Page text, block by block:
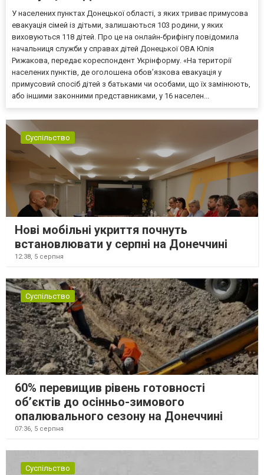
У населених пунктах Донецької області, з яких триває примусова
евакуація сімей із дітьми, залишаються 103 родини, у яких
виховуються 118 дітей. Про це на онлайн-брифінгу повідомила
начальниця служби у справах дітей Донецької ОВА Юлія
Рижакова, передає кореспондент Укрінформу. «На території
населених пунктів, де оголошена обов’язкова евакуація у
примусовий спосіб дітей з батьками чи особами, що їх замінюють,
або іншими законними представниками, у 16 населен...
Суспільство
Нові мобільні укриття почнуть
встановлювати у серпні на Донеччині
12:38, 5 серпня
Суспільство
60% перевищив рівень готовності
об’єктів до осінньо-зимового
опалювального сезону на Донеччині
07:36, 5 серпня
Суспільство